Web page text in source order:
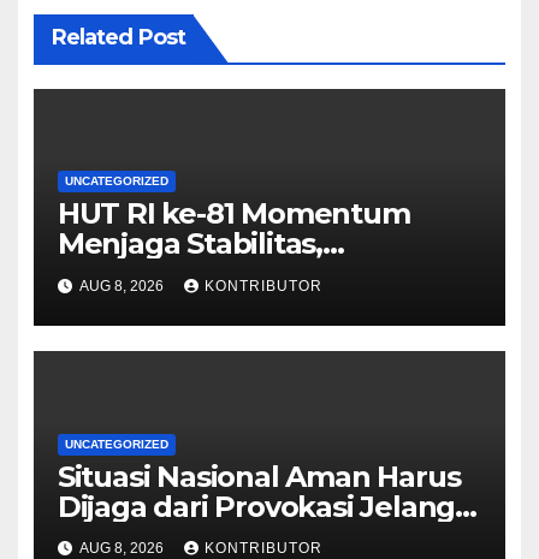
Related Post
UNCATEGORIZED
HUT RI ke-81 Momentum
Menjaga Stabilitas,
Keamanan, dan Optimisme
AUG 8, 2026 KONTRIBUTOR
UNCATEGORIZED
Situasi Nasional Aman Harus
Dijaga dari Provokasi Jelang
HUT ke-81 RI
AUG 8, 2026 KONTRIBUTOR